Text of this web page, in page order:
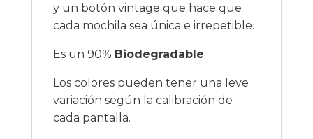
y un botón vintage que hace que
cada mochila sea única e irrepetible.
Es un 90% Biodegradable.
Los colores pueden tener una leve
variación según la calibración de
cada pantalla.